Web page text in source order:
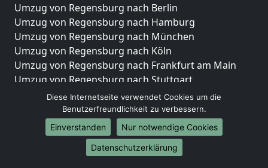
Umzug von Regensburg nach Berlin
Umzug von Regensburg nach Hamburg
Umzug von Regensburg nach München
Umzug von Regensburg nach Köln
Umzug von Regensburg nach Frankfurt am Main
Umzug von Regensburg nach Stuttgart
Umzug von Regensburg nach Düsseldorf
Umzug von Regensburg nach Leipzig
Umzug von Regensburg nach Dortmund
Umzug von Regensburg nach Essen
Umzug von Regensburg nach Bremen
Diese Internetseite verwendet Cookies um die
Benutzerfreundlichkeit zu verbessern.
Einverstanden
Nur notwendige Cookies
Datenschutzerklärung